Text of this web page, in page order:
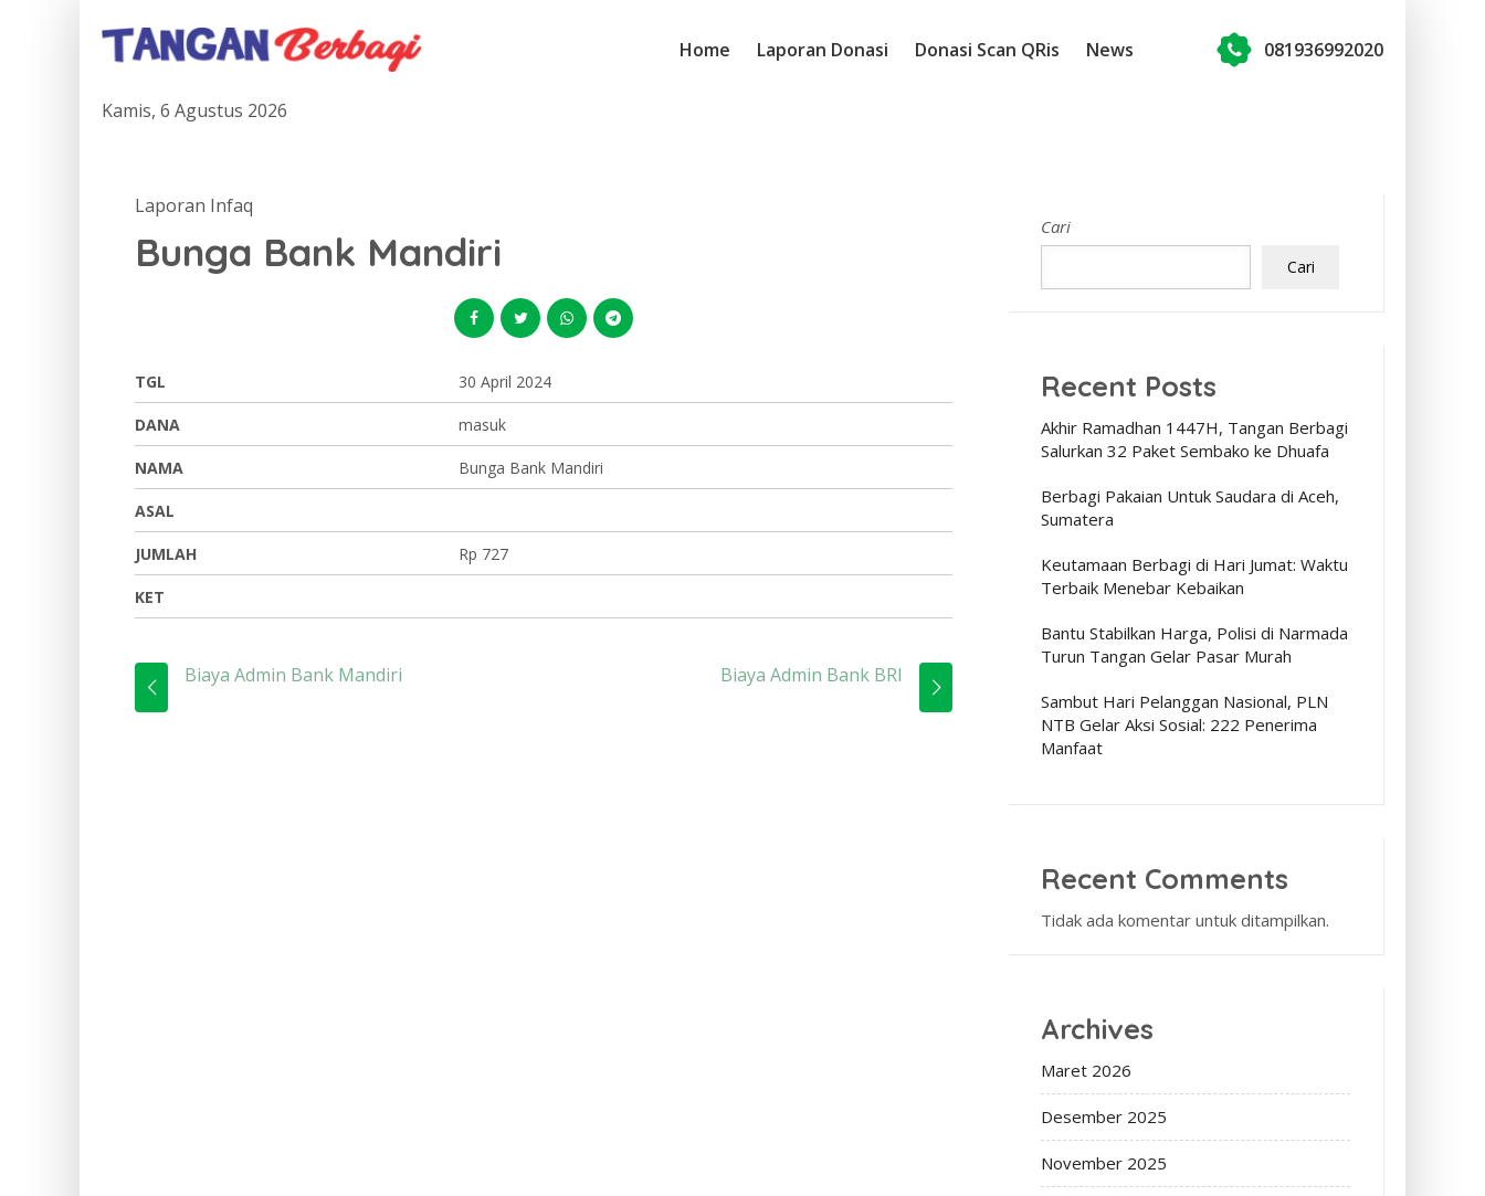
Home Laporan Donasi Donasi Scan QRis News 081936992020
Kamis, 6 Agustus 2026
Laporan Infaq
Bunga Bank Mandiri
TGL 30 April 2024
DANA masuk
NAMA Bunga Bank Mandiri
ASAL
JUMLAH Rp 727
KET
Biaya Admin Bank Mandiri Biaya Admin Bank BRI
Cari
Cari
Recent Posts
Akhir Ramadhan 1447H, Tangan Berbagi
Salurkan 32 Paket Sembako ke Dhuafa
Berbagi Pakaian Untuk Saudara di Aceh,
Sumatera
Keutamaan Berbagi di Hari Jumat: Waktu
Terbaik Menebar Kebaikan
Bantu Stabilkan Harga, Polisi di Narmada
Turun Tangan Gelar Pasar Murah
Sambut Hari Pelanggan Nasional, PLN
NTB Gelar Aksi Sosial: 222 Penerima
Manfaat
Recent Comments
Tidak ada komentar untuk ditampilkan.
Archives
Maret 2026
Desember 2025
November 2025